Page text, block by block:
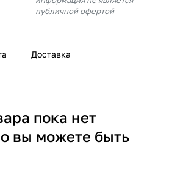
публичной офертой
Доставка
пока нет
вы можете быть